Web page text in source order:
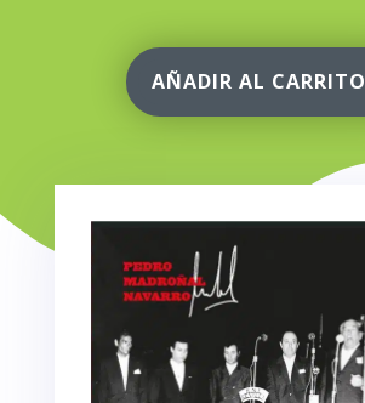
AÑADIR AL CARRITO